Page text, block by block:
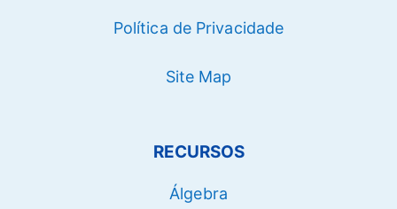
Política de Privacidade
Site Map
RECURSOS
Álgebra